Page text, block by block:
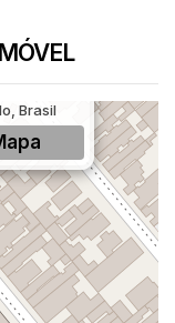
Artur
Brasil